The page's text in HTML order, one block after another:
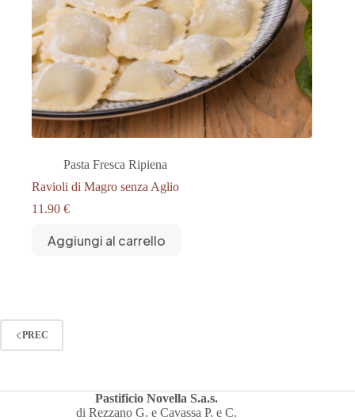
Pasta Fresca Ripiena
Ravioli di Magro senza Aglio
11.90 €
Aggiungi al carrello
PREC
Pastificio Novella S.a.s.
di Rezzano G. e Cavassa P. e C.